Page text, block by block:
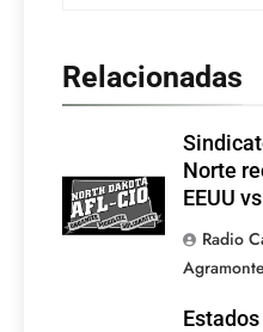
Relacionadas
Norte
EEUU
Radio
Agramonte